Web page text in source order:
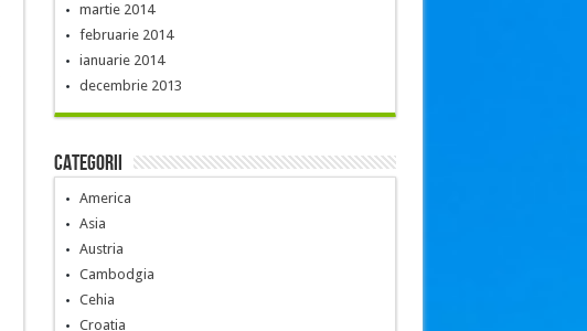
martie 2014
februarie 2014
ianuarie 2014
decembrie 2013
Categorii
America
Asia
Austria
Cambodgia
Cehia
Croatia